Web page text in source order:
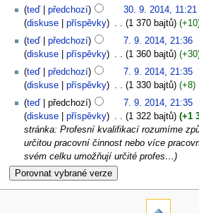
teď
předchozí 30. 9. 2014, 11:21
diskuse
příspěvky 1 370 bajtů
+10
teď
předchozí 7. 9. 2014, 21:36
diskuse
příspěvky 1 360 bajtů
+30
teď
předchozí 7. 9. 2014, 21:35
diskuse
příspěvky 1 330 bajtů
+8
teď
předchozí 7. 9. 2014, 21:35
diskuse
příspěvky 1 322 bajtů +1
stránka: Profesní kvalifikací rozumíme
určitou pracovní činnost nebo více
svém celku umožňují určité profes…